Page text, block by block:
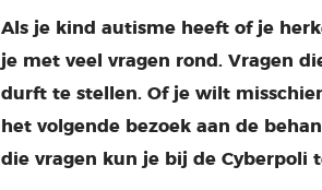
Als je kind autisme heeft of je
je met veel vragen rond. Vragen
durft te stellen. Of je wilt
het volgende bezoek aan de
die vragen kun je bij de Cyberpoli